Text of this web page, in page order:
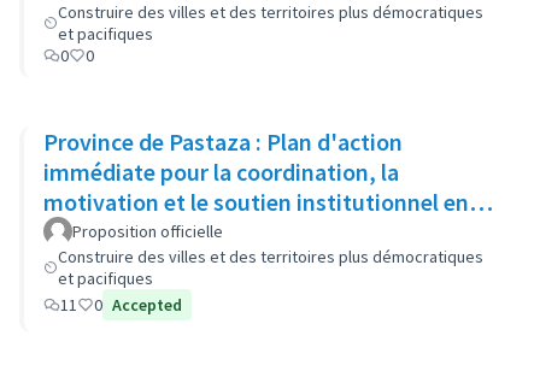
Construire des villes et des territoires plus démocratiques
et pacifiques
0
0
Province de Pastaza : Plan d'action
immédiate pour la coordination, la
motivation et le soutien institutionnel en
vue de renforcer la sécurité
Proposition officielle
Construire des villes et des territoires plus démocratiques
et pacifiques
11
0 Accepted